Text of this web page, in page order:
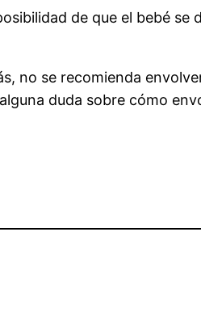
de que el bebé se
no se recomienda
duda sobre cómo